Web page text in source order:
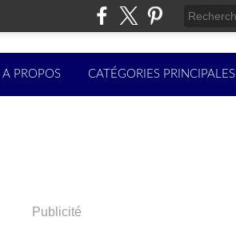
A PROPOS CATÉGORIES PRINCIPALES
Publicité